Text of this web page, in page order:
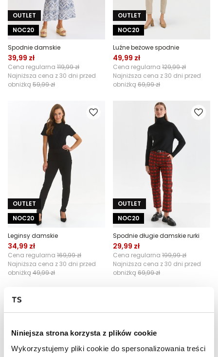
Niniejsza strona korzysta z plików cookie
Wykorzystujemy pliki cookie do spersonalizowania treści
OUTLET
NOC20
Spodnie damskie
39,99 zł
Cena regularna 119,99 zł
Najniższa cena z 30 dni przed
obniżką 59,99 zł
OUTLET
NOC20
Luźne beżowe spodnie
49,99 zł
Cena regularna 129,99 zł
Najniższa cena z 30 dni przed
obniżką 69,99 zł
OUTLET
NOC20
Leginsy damskie
34,99 zł
Cena regularna 169,99 zł
Najniższa cena z 30 dni przed
obniżką 49,99 zł
OUTLET
NOC20
Spodnie długie damskie rurki
29,99 zł
Cena regularna 199,99 zł
Najniższa cena z 30 dni przed
obniżką 69,99 zł